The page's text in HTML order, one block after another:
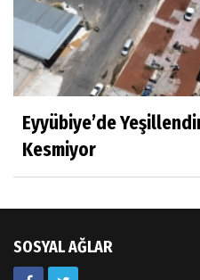
Eyyübiye’de
Kesmiyor
SOSYAL AĞLAR